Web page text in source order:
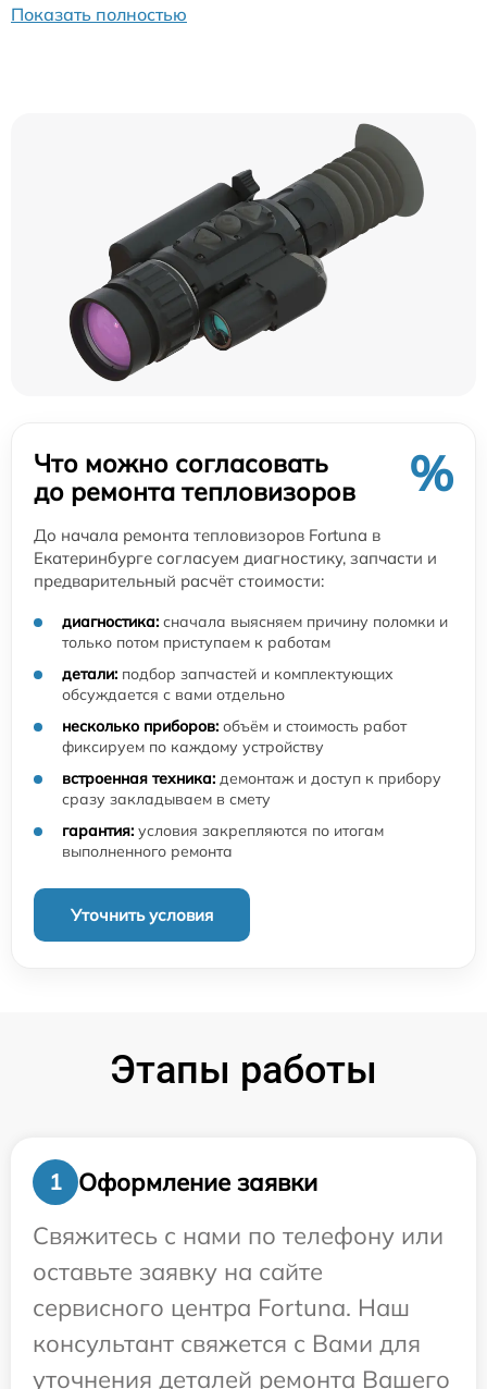
Показать полностью
Что можно согласовать
до ремонта тепловизоров
%
До начала ремонта тепловизоров Fortuna в
Екатеринбурге согласуем диагностику, запчасти и
предварительный расчёт стоимости:
диагностика: сначала выясняем причину поломки и
только потом приступаем к работам
детали: подбор запчастей и комплектующих
обсуждается с вами отдельно
несколько приборов: объём и стоимость работ
фиксируем по каждому устройству
встроенная техника: демонтаж и доступ к прибору
сразу закладываем в смету
гарантия: условия закрепляются по итогам
выполненного ремонта
Уточнить условия
Этапы работы
1
Оформление заявки
Свяжитесь с нами по телефону или
оставьте заявку на сайте
сервисного центра Fortuna. Наш
консультант свяжется с Вами для
уточнения деталей ремонта Вашего